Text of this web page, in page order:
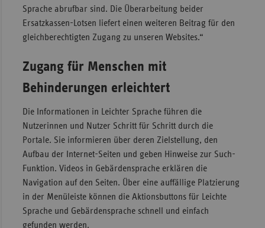
Sprache abrufbar sind. Die Überarbeitung beider
Ersatzkassen-Lotsen liefert einen weiteren Beitrag für den
gleichberechtigten Zugang zu unseren Websites.“
Zugang für Menschen mit
Behinderungen erleichtert
Die Informationen in Leichter Sprache führen die
Nutzerinnen und Nutzer Schritt für Schritt durch die
Portale. Sie informieren über deren Zielstellung, den
Aufbau der Internet-Seiten und geben Hinweise zur Such-
Funktion. Videos in Gebärdensprache erklären die
Navigation auf den Seiten. Über eine auffällige Platzierung
in der Menüleiste können die Aktionsbuttons für Leichte
Sprache und Gebärdensprache schnell und einfach
gefunden werden.